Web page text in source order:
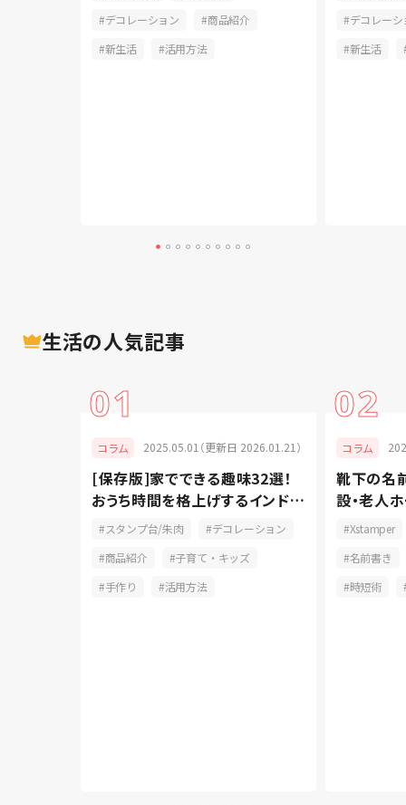
デコレーション
商品紹介
新生活
活用方法
デコレーシ
新生活
生活の人気記事
01
コラム 2025.05.01（更新日 2026.01.21）
[保存版]家でできる趣味32選！
おうち時間を格上げするインドア
派スタンプ台/朱肉
デコレーション
商品紹介
子育て・キッズ
手作り
活用方法
02
コラム
靴下の名
設・老人
ると便利
Xstamper
名前書き
時短術